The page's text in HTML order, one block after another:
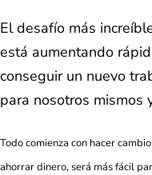
El desafío más
está aumentando
conseguir un nuevo
para nosotros mismos
Todo comienza con hacer
ahorrar dinero, será más fácil